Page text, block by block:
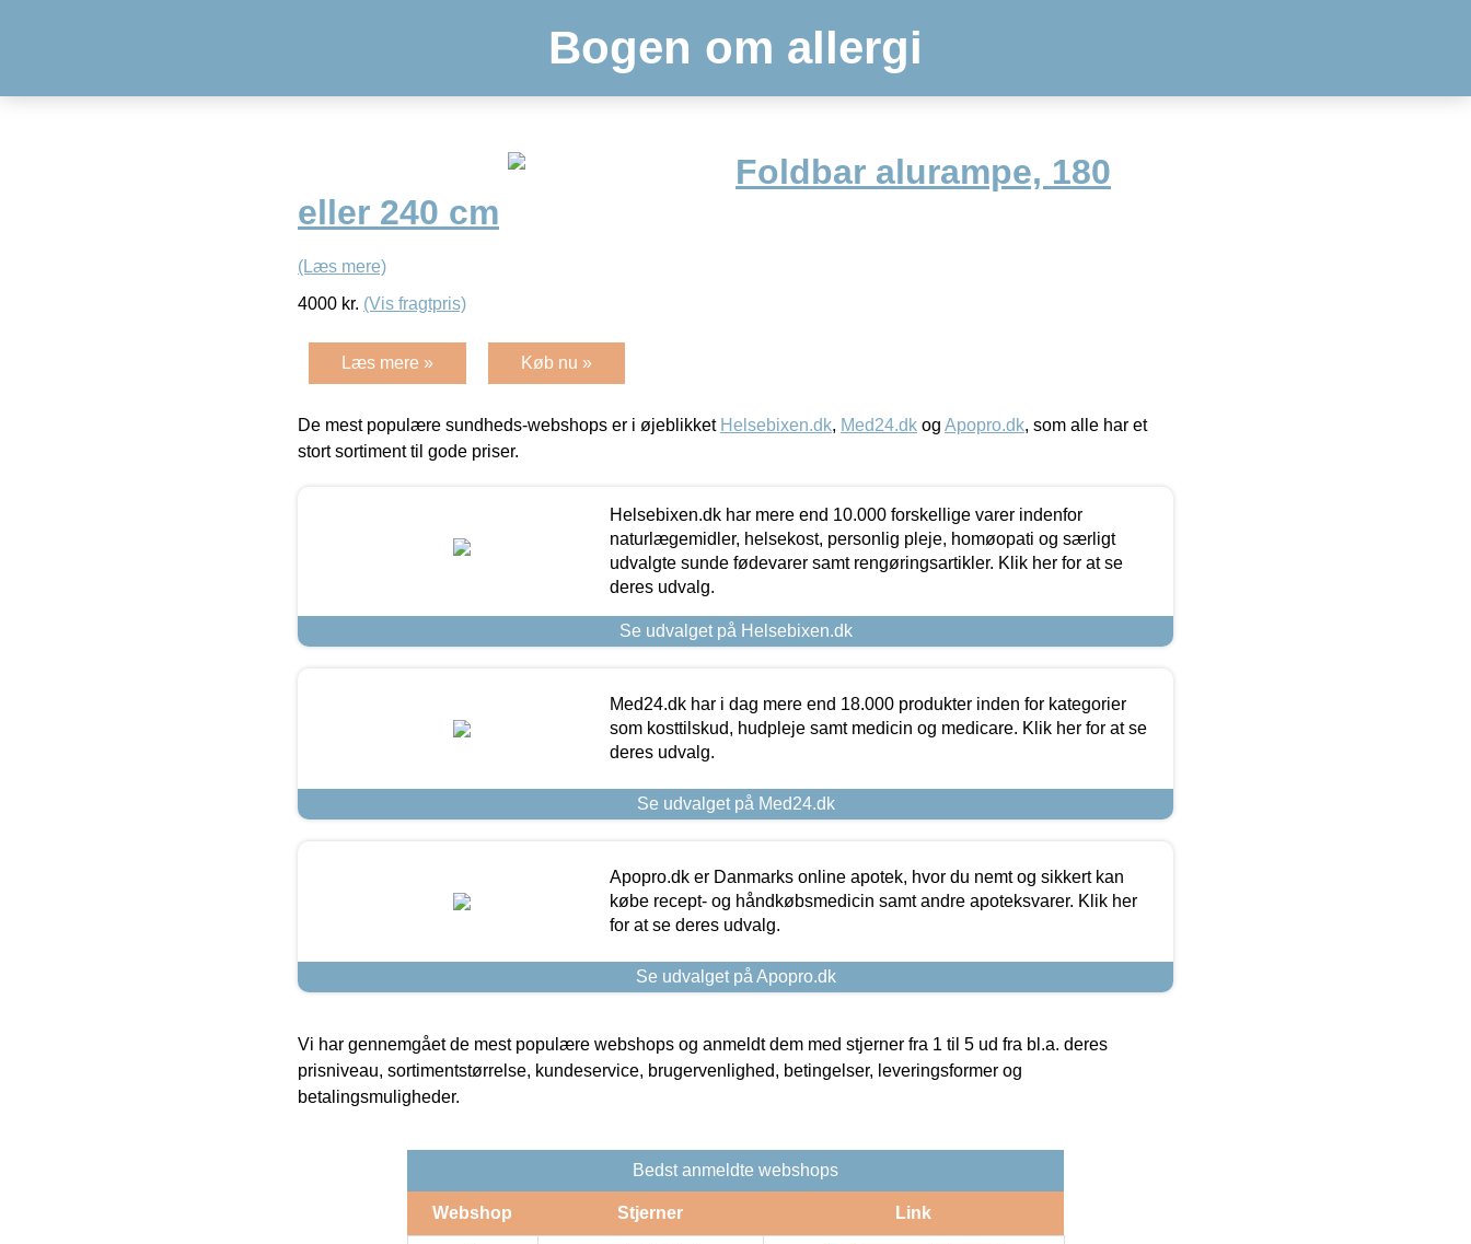
Bogen om allergi
Foldbar alurampe, 180
eller 240 cm
(Læs mere)
4000 kr. (Vis fragtpris)
Læs mere » Køb nu »
De mest populære sundheds-webshops er i øjeblikket Helsebixen.dk, Med24.dk og Apopro.dk, som alle har et
stort sortiment til gode priser.
Helsebixen.dk har mere end 10.000 forskellige varer indenfor
naturlægemidler, helsekost, personlig pleje, homøopati og særligt
udvalgte sunde fødevarer samt rengøringsartikler. Klik her for at se
deres udvalg.
Se udvalget på Helsebixen.dk
Med24.dk har i dag mere end 18.000 produkter inden for kategorier
som kosttilskud, hudpleje samt medicin og medicare. Klik her for at se
deres udvalg.
Se udvalget på Med24.dk
Apopro.dk er Danmarks online apotek, hvor du nemt og sikkert kan
købe recept- og håndkøbsmedicin samt andre apoteksvarer. Klik her
for at se deres udvalg.
Se udvalget på Apopro.dk
Vi har gennemgået de mest populære webshops og anmeldt dem med stjerner fra 1 til 5 ud fra bl.a. deres
prisniveau, sortimentstørrelse, kundeservice, brugervenlighed, betingelser, leveringsformer og
betalingsmuligheder.
Bedst anmeldte webshops
Webshop Stjerner Link